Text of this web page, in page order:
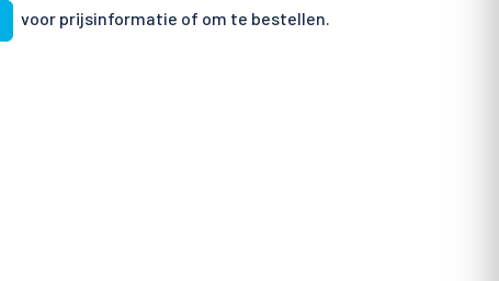
voor prijsinformatie of om te bestellen.